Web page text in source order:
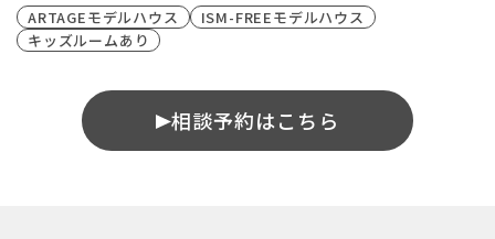
ARTAGEモデルハウス
ISM-FREEモデルハウス
キッズルームあり
相談予約はこちら